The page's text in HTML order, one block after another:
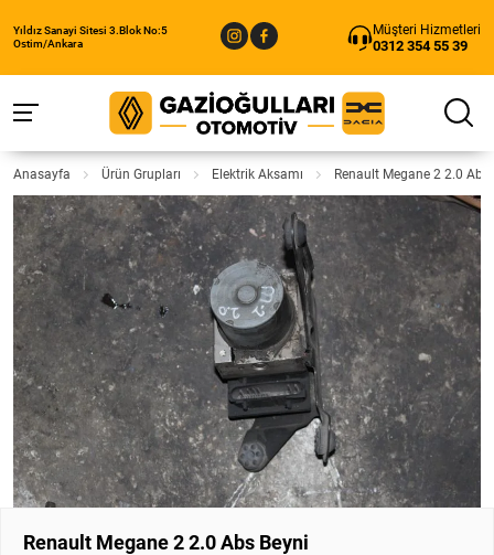
Yıldız Sanayi Sitesi 3.Blok No:5
Ostim/Ankara
Müşteri Hizmetleri
0312 354 55 39
Anasayfa Ürün Grupları Elektrik Aksamı Renault Megane 2 2.0 Abs
Renault Megane 2 2.0 Abs Beyni